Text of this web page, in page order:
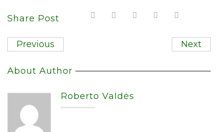
Share Post
Previous Next
About Author
Roberto Valdés